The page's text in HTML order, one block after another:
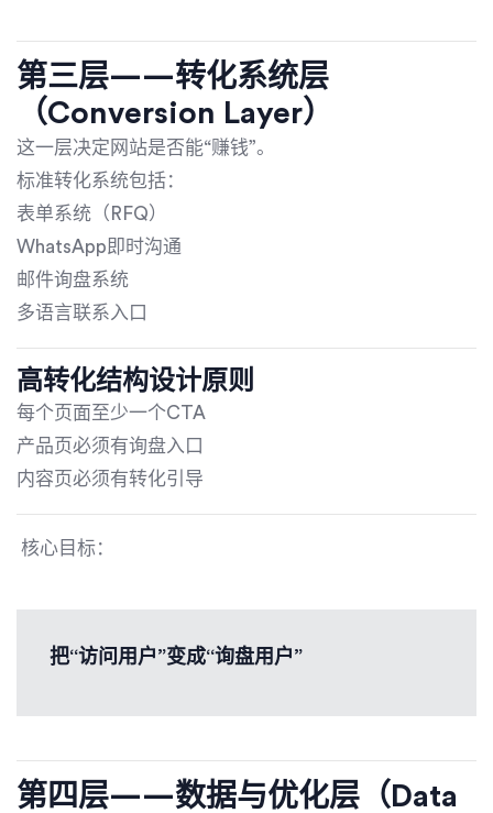
第三层——转化系统层
（Conversion Layer）
这一层决定网站是否能“赚钱”。
标准转化系统包括：
表单系统（RFQ）
WhatsApp即时沟通
邮件询盘系统
多语言联系入口
高转化结构设计原则
每个页面至少一个CTA
产品页必须有询盘入口
内容页必须有转化引导
核心目标：
把“访问用户”变成“询盘用户”
第四层——数据与优化层（Data